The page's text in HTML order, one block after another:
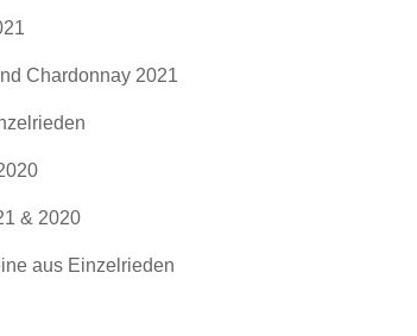
Chardonnay 2021
& 2020
aus Einzelrieden